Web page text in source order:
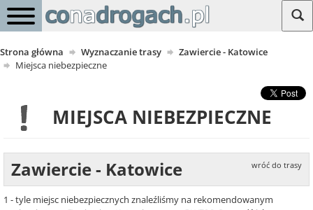
Strona główna Wyznaczanie trasy
Zawiercie - Katowice
Miejsca niebezpieczne
MIEJSCA NIEBEZPIECZNE
Zawiercie - Katowice wróć do trasy
1 - tyle miejsc niebezpiecznych znaleźliśmy na rekomendowanym